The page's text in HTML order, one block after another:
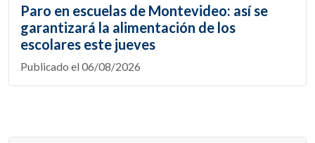
Paro en escuelas de Montevideo: así se
garantizará la alimentación de los
escolares este jueves
Publicado el 06/08/2026